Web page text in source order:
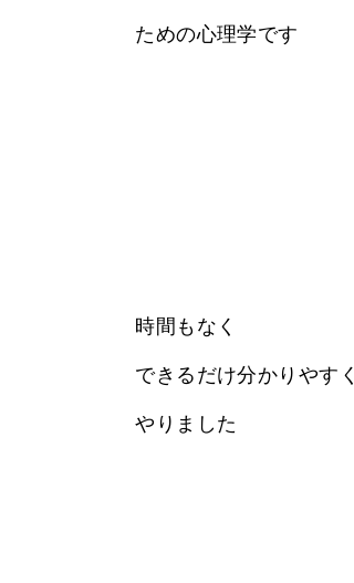
ための心理学です
時間もなく
できるだけ分かりやすく
やりました